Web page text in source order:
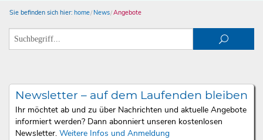
Sie befinden sich hier: home News Angebote
Newsletter – auf dem Laufenden bleiben
Ihr möchtet ab und zu über Nachrichten und aktuelle Angebote
informiert werden? Dann abonniert unseren kostenlosen
Newsletter. Weitere Infos und Anmeldung